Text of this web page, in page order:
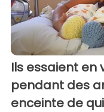
Ils essaient en
pendant des
enceinte de